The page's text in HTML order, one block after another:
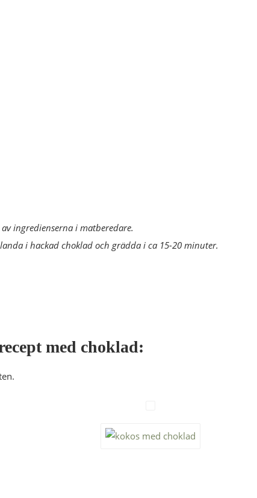
ingredienserna i matberedare.
i hackad choklad och grädda i ca 15-20 minuter.
med choklad: